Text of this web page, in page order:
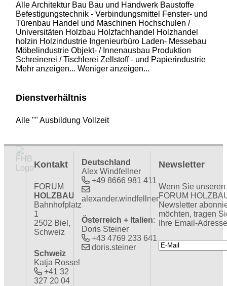
AlleArchitektur Bau Bau und Handwerk Baustoffe
Befestigungstechnik - Verbindungsmittel Fenster- und
Türenbau Handel und Maschinen Hochschulen /
Universitäten Holzbau Holzfachhandel Holzhandel
holzin Holzindustrie Ingenieurbüro Laden- Messebau
Möbelindustrie Objekt- / Innenausbau Produktion
Schreinerei / Tischlerei Zellstoff - und Papierindustrie
Mehr anzeigen... Weniger anzeigen...
Dienstverhältnis
Alle "" Ausbildung Vollzeit
Kontakt
FORUM
HOLZBAU
Bahnhofplatz
1
2502 Biel,
Schweiz
Schweiz
Katja Rossel
+41 32
327 20 04
Deutschland
Alex Windfellner
+49 8666 981 411
alexander.windfellner
Österreich + Italien:
Doris Steiner
+43 4769 233 641
doris.steiner
Newsletter
Wenn Sie unseren
FORUM
Newsletter
möchten, tragen
Ihre Email-